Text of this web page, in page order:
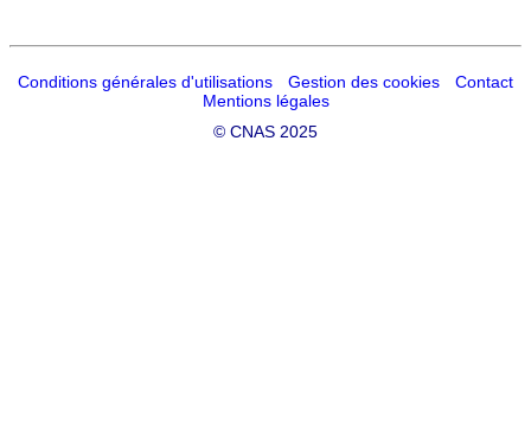
Conditions générales d'utilisations Gestion des cookies
Contact
Mentions légales
© CNAS 2025